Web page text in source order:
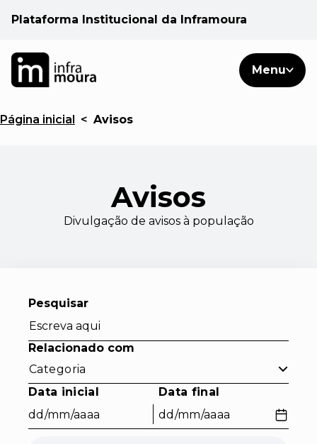
Plataforma Institucional da Inframoura
Menu
Pesquisar
Áreas de atuação
PT
Página inicial < Avisos
Avisos
Divulgação de avisos à população
Pesquisar
Relacionado com
Categoria
Data inicial
Formato dd/mm/aaaa. Prima Tab para entrar no calendário e
Data final
Formato dd/mm/aaaa. Prima Tab